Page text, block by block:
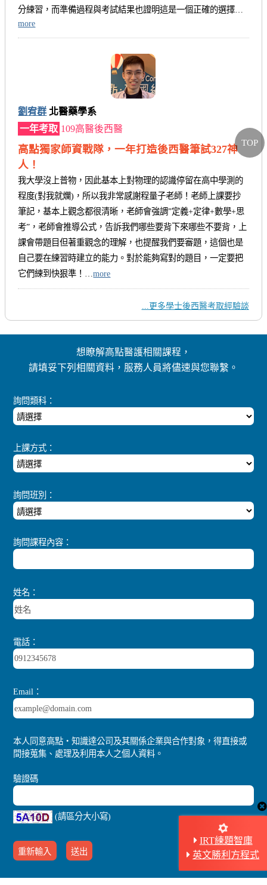
IRT練題智庫
英文勝利方程式
分練習，而準備過程與考試結果也證明這是一個正確的選擇…
more
劉宥群 北醫藥學系
一年考取 109高醫後西醫
高點獨家師資戰隊，一年打造後西醫筆試327神
人！
我大學沒上普物，因此基本上對物理的認識停留在高中學測的
程度(對我就爛)，所以我非常感謝程量子老師！老師上課要抄
筆記，基本上觀念都很清晰，老師會強調”定義+定律+數學+思
考”，老師會推導公式，告訴我們哪些要背下來哪些不要背，上
課會帶題目但著重觀念的理解，也提醒我們要審題，這個也是
自己要在練習時建立的能力。對於能夠寫對的題目，一定要把
它們練到快狠準！…more
...更多學士後西醫考取經驗談
想瞭解高點醫護相關課程，
請填妥下列相關資料，服務人員將儘速與您聯繫。
詢問類科：
上課方式：
詢問班別：
詢問課程內容：
姓名：
電話：
Email：
本人同意高點‧知識達公司及其關係企業與合作對象，得直接或
間接蒐集、處理及利用本人之個人資料。
驗證碼
(請區分大小寫)
TOP